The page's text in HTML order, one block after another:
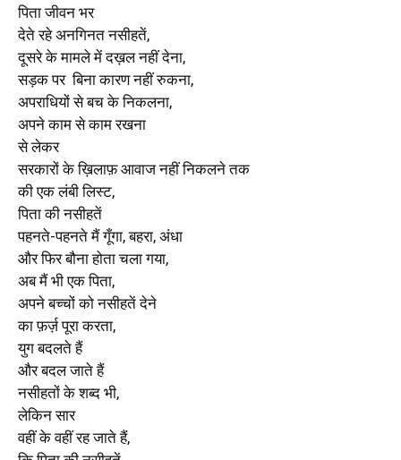
पिता जीवन भर
देते रहे अनगिनत नसीहतें,
दूसरे के मामले में दख़ल नहीं देना,
सड़क पर बिना कारण नहीं रुकना,
अपराधियों से बच के निकलना,
अपने काम से काम रखना
से लेकर
सरकारों के ख़िलाफ़ आवाज नहीं निकलने तक
की एक लंबी लिस्ट,
पिता की नसीहतें
पहनते-पहनते मैं गूँगा, बहरा, अंधा
और फिर बौना होता चला गया,
अब मैं भी एक पिता,
अपने बच्चों को नसीहतें देने
का फ़र्ज़ पूरा करता,
युग बदलते हैं
और बदल जाते हैं
नसीहतों के शब्द भी,
लेकिन सार
वहीं के वहीं रह जाते हैं,